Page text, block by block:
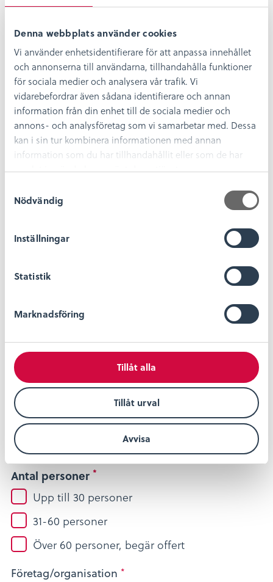
Denna webbplats använder cookies
Vi använder enhetsidentifierare för att anpassa innehållet
och annonserna till användarna, tillhandahålla funktioner
för sociala medier och analysera vår trafik. Vi
vidarebefordrar även sådana identifierare och annan
information från din enhet till de sociala medier och
annons- och analysföretag som vi samarbetar med. Dessa
kan i sin tur kombinera informationen med annan
information som du har tillhandahållit eller som de har
samlat in när du har använt deras tjänster.
Nödvändig
Inställningar
Statistik
Marknadsföring
Tillåt alla
Tillåt urval
Avvisa
tillkommer en separat kostnad för entrébiljetter.
dock ingen entrébiljett.
Språk
Guidningen är på svenska. Vi genomför visningar
på engelska vid särskild förfrågan.
Bokning och kontakt
Hör gärna av dig med din bokningsförfrågan i
god tid via e-post
, på telefon
0480-45 13 00
Observera att bokningen inte är bekräftad förrän
gruppvisning: Borgarnas ö
Fält markerade med en är obligatoriskt
Önskat datum och klockslag
Antal personer *
Upp till 30 personer
31-60 personer
Över 60 personer, begär offert
Företag/organisation *